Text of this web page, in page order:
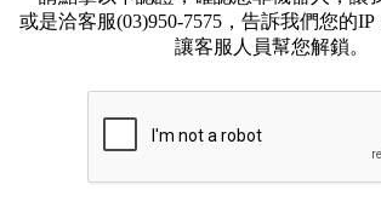
或是洽客服(03)950-7575，告訴我們您的IP
讓客服人員幫您解鎖。